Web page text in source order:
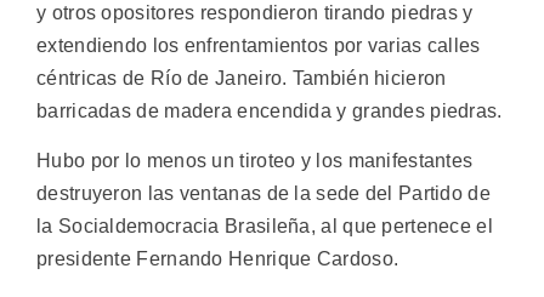
y otros opositores respondieron tirando piedras y
extendiendo los enfrentamientos por varias calles
céntricas de Río de Janeiro. También hicieron
barricadas de madera encendida y grandes piedras.
Hubo por lo menos un tiroteo y los manifestantes
destruyeron las ventanas de la sede del Partido de
la Socialdemocracia Brasileña, al que pertenece el
presidente Fernando Henrique Cardoso.